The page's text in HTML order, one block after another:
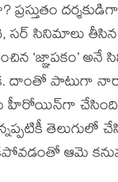
ప్రస్తుతం
సర్ సినిమాలు తీసిన
‘జ్ఞాపకం’
దాంతో పాటుగా
హీరోయిన్‌గా
తెలుగులో
ఆమె